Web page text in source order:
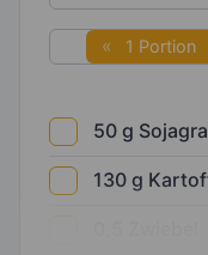
1 Portion
50 g
130 g